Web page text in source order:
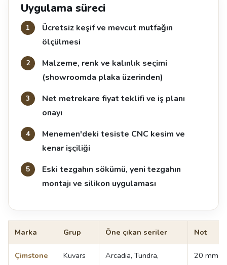
Uygulama süreci
Ücretsiz keşif ve mevcut mutfağın
ölçülmesi
Malzeme, renk ve kalınlık seçimi
(showroomda plaka üzerinden)
Net metrekare fiyat teklifi ve iş planı
onayı
Menemen'deki tesiste CNC kesim ve
kenar işçiliği
Eski tezgahın sökümü, yeni tezgahın
montajı ve silikon uygulaması
Marka Grup Öne çıkan seriler Not
Çimstone
Kuvars
Arcadia, Tundra,
20 mm